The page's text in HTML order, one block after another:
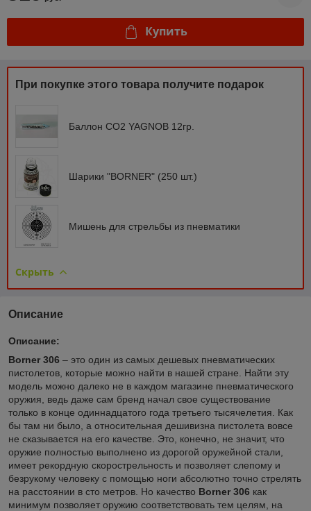
Купить
При покупке этого товара получите подарок
Баллон СО2 YAGNOB 12гр.
Шарики "BORNER" (250 шт.)
Мишень для стрельбы из пневматики
Скрыть
Описание
Описание:
Borner 306 – это один из самых дешевых пневматических
пистолетов, которые можно найти в нашей стране. Найти эту
модель можно далеко не в каждом магазине пневматического
оружия, ведь даже сам бренд начал свое существование
только в конце одиннадцатого года третьего тысячелетия. Как
бы там ни было, а относительная дешивизна пистолета вовсе
не сказывается на его качестве. Это, конечно, не значит, что
оружие полностью выполнено из дорогой оружейной стали,
имеет рекордную скорострельность и позволяет слепому и
безрукому человеку с помощью ноги абсолютно точно стрелять
на расстоянии в сто метров. Но качество Borner 306 как
минимум позволяет оружию соответствовать тем целям, на